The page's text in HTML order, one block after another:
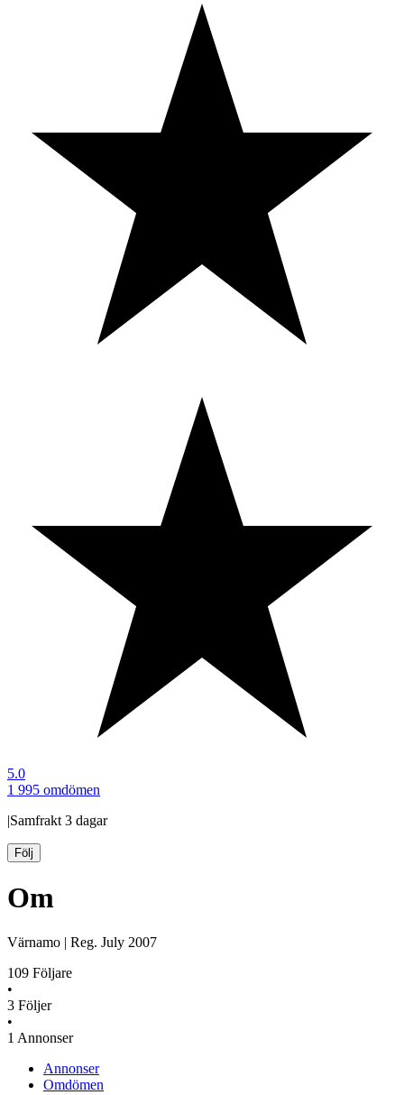
5.0
1 995 omdömen
|Samfrakt 3 dagar
Följ
Om
Värnamo | Reg. July 2007
109 Följare
•
3 Följer
•
1 Annonser
Annonser
Omdömen